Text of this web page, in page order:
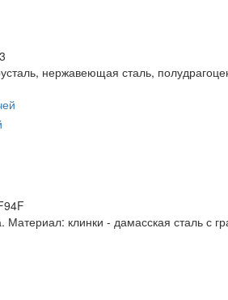
нержавеющая сталь,
Материал: клинки - дамасская сталь с